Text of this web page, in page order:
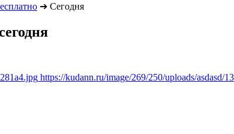
➔ Сегодня
https://kudann.ru/image/269/250/uploads/asdasd/